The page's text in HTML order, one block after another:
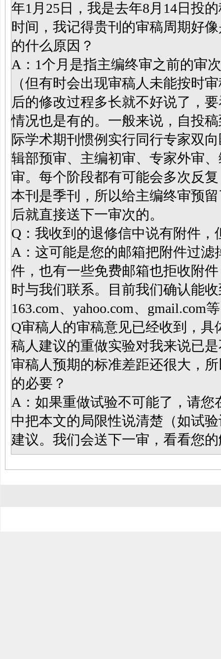
年1月25日，我是去年8月14日投
时间，我记得贵刊的审稿周期好
的什么原因？
A：1个月是指主编终审之前的审
（但有时会出现审稿人未能按时
后的修改过程多长就不好说了，
情况也是有的。一般来说，自投
际学术期刊惯例实行同行专家双
辑部预审、主编初审、专家外审
审。每个阶段都有可能会多次反
本刊是季刊，所以给主编终审预
后就直接送下一审次的。
Q：我收到的退修信中说有附件
A：这可能是您的邮箱把附件过
件，也有一些免费邮箱也拒收附
时与我们联系。目前我们确认能
163.com、yahoo.com、gmail.com
Q审稿人的审稿意见已经收到，
稿人建议的重做实验对我来说已
审稿人预期的标准差距还很大，
的必要？
A：如果重做试验不可能了，请您
中把本文的局限性说清楚（如试
建议。我们会送下一审，看看您